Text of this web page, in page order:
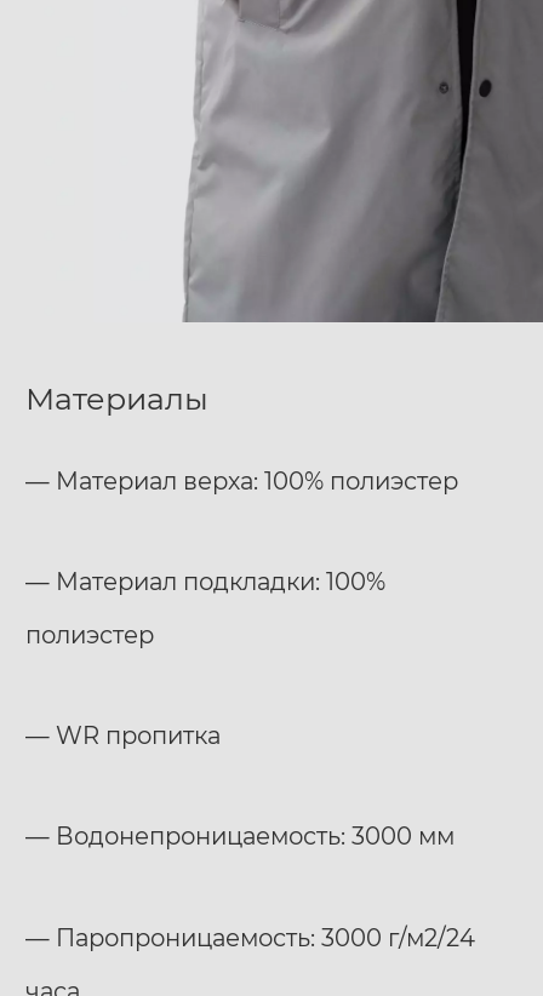
Материалы
— Материал верха: 100% полиэстер
— Материал подкладки: 100%
полиэстер
— WR пропитка
— Водонепроницаемость: 3000 мм
— Паропроницаемость: 3000 г/м2/24